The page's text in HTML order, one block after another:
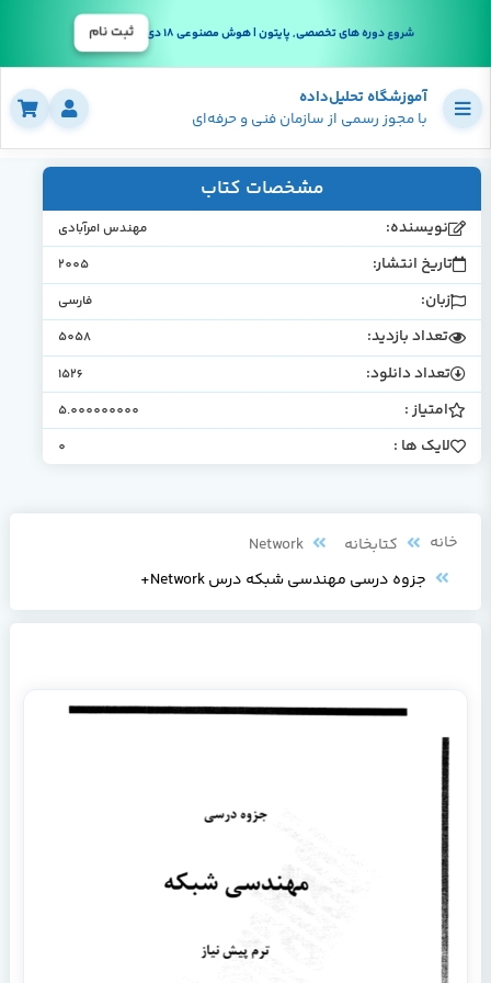
شروع دوره های تخصصی, پایتون | هوش مصنوعی 18 دی ثبت نام
آموزشگاه تحلیل‌داده
با مجوز رسمی از سازمان فنی و حرفه‌ای
مشخصات کتاب
نویسنده: مهندس امرآبادی
تاریخ انتشار: 2005
زبان: فارسی
تعداد بازدید: 5058
تعداد دانلود: 1526
امتیاز : 5.000000000
لایک ها : 0
خانه کتابخانه
Network
جزوه درسی مهندسی شبکه درس Network+